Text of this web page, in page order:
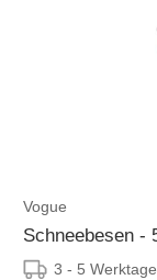
Vogue
Schneebesen -
3 - 5 Werktage